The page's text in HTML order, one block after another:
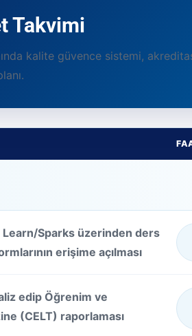
Takvimi
kalite güvence sistemi,
Learn/Sparks üzerinden ders
erişime açılması
edip Öğrenim ve
(CELT) raporlaması